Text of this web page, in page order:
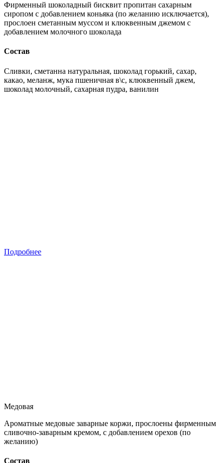
Фирменный шоколадный бисквит пропитан сахарным
сиропом с добавлением коньяка (по желанию исключается),
прослоен сметанным муссом и клюквенным джемом с
добавлением молочного шоколада
Состав
Сливки, сметанна натуральная, шоколад горький, сахар,
какао, меланж, мука пшеничная в\с, клюквенный джем,
шоколад молочный, сахарная пудра, ванилин
Подробнее
Медовая
Ароматные медовые заварные коржи, прослоены фирменным
сливочно-заварным кремом, с добавлением орехов (по
желанию)
Состав